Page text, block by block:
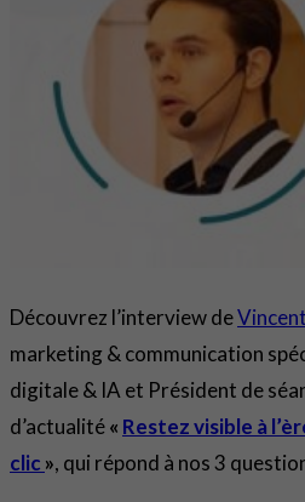
Découvrez l’interview de
marketing & communication
digitale & IA et Président de
d’actualité« Restez visible à
clic », qui répond à nos 3